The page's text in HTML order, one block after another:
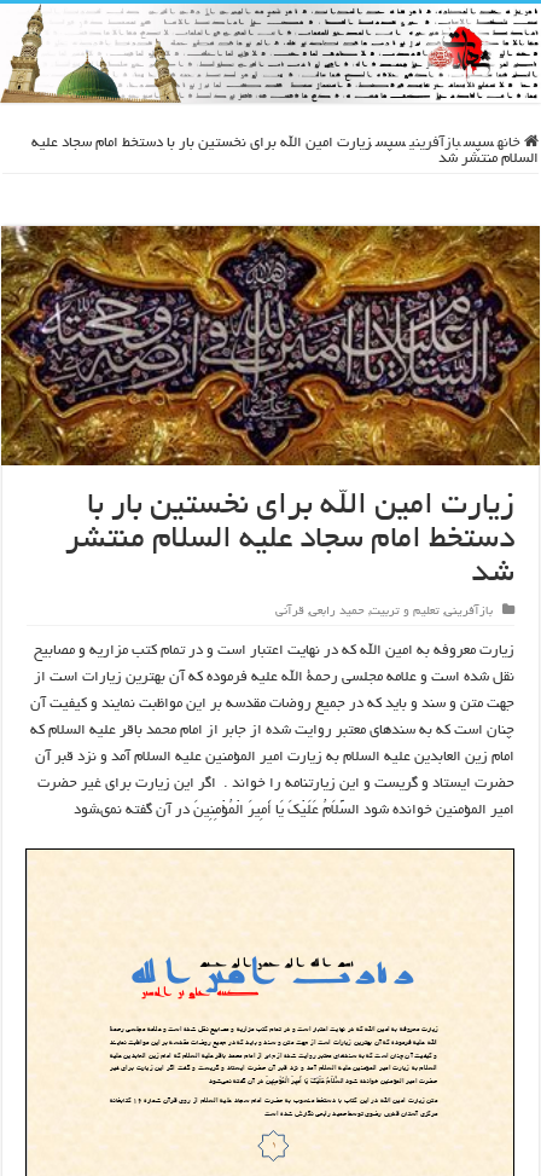
خانه سپس بازآفرینی سپس زیارت امین الله برای نخستین بار با دستخط امام سجاد علیه
السلام منتشر شد
زیارت امین الله برای نخستین بار با
دستخط امام سجاد علیه السلام منتشر
شد
بازآفرینی,تعلیم و تربیت,حمید رابعی,قرآنی
زيارت معروفه به امين الله كه در نهايت اعتبار است و در تمام كتب مزاريه و مصابيح
نقل شده است و علامه مجلسى رحمة الله عليه فرموده كه آن بهترين زيارات است از
جهت متن و سند و بايد كه در جميع روضات مقدسه بر اين مواظبت نمايند و كيفيت آن
چنان است كه به سندهاى معتبر روايت شده از جابر از امام محمد باقر عليه السلام كه
امام زين العابدين عليه السلام به زيارت امير المؤمنين عليه السلام آمد و نزد قبر آن
حضرت ايستاد و گريست و این زیارتنامه را خواند . ‏ اگر اين زيارت براى غير حضرت
امير المؤمنين خوانده شود السَّلاَمُ عَلَيْكَ يَا أَمِيرَ الْمُؤْمِنِينَ در آن گفته نمى‏شود